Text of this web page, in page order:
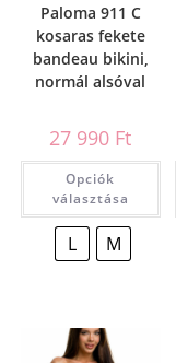
Paloma 911 C
kosaras fekete
bandeau bikini,
normál alsóval
27 990 Ft
Opciók
választása
L M